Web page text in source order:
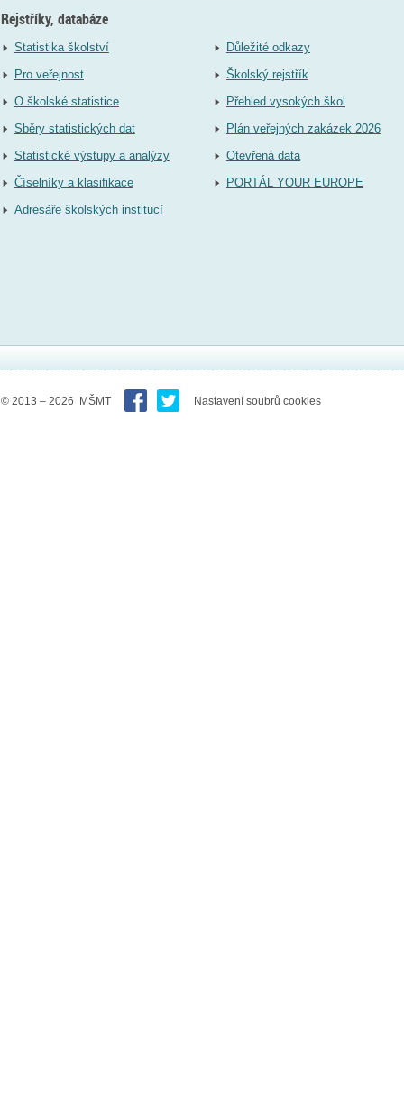
Rejstříky, databáze
Statistika školství
Pro veřejnost
O školské statistice
Sběry statistických dat
Statistické výstupy a analýzy
Číselníky a klasifikace
Adresáře školských institucí
Důležité odkazy
Školský rejstřík
Přehled vysokých škol
Plán veřejných zakázek 2026
Otevřená data
PORTÁL YOUR EUROPE
© 2013 – 2026 MŠMT Nastavení soubrů cookies